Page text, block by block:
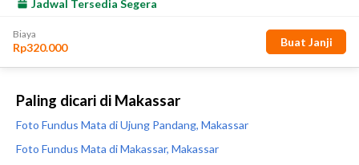
Paling dicari di Makassar
Foto Fundus Mata di Ujung Pandang, Makassar
Foto Fundus Mata di Makassar, Makassar